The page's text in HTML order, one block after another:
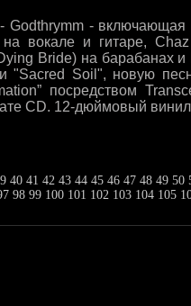
Godthrymm - включающая
вокале и гитаре,
Bride) на барабанах
"Sacred Soil", новую
посредством
CD. 12-дюймовый
40 41 42 43 44 45 46 47 48 49 50
98 99 100 101 102 103 104 105